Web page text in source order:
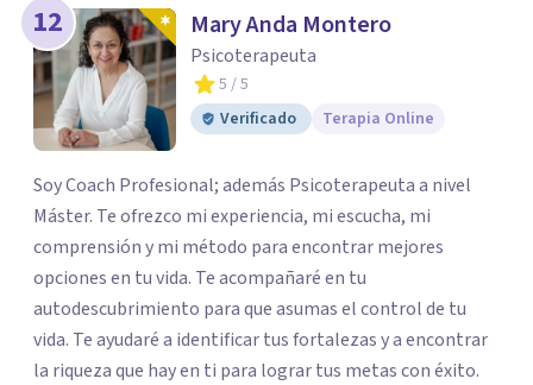
12 Mary Anda Montero
Psicoterapeuta
5 / 5
Verificado
Terapia Online
Soy Coach Profesional; además Psicoterapeuta a nivel
Máster. Te ofrezco mi experiencia, mi escucha, mi
comprensión y mi método para encontrar mejores
opciones en tu vida. Te acompañaré en tu
autodescubrimiento para que asumas el control de tu
vida. Te ayudaré a identificar tus fortalezas y a encontrar
la riqueza que hay en ti para lograr tus metas con éxito.